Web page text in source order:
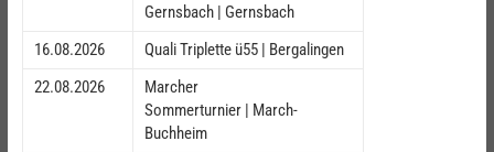
Gernsbach | Gernsbach
16.08.2026
Quali Triplette ü55 | Bergalingen
22.08.2026
Marcher
Sommerturnier | March-
Buchheim